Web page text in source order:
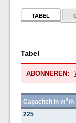
TABEL
Tabel
ABONNEREN:
Capaciteit in m3/h
225